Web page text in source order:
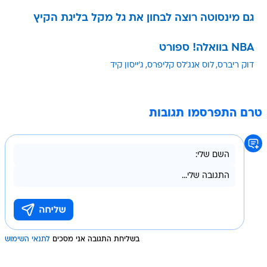
גם מינסוטה רוצה לבחון את גל מקל בליגת הקיץ
NBA בוואלה! ספורט
דוק ריברס לוס אנג'לס קליפרס ג'ייסון קיד
טרם התפרסמו תגובות
בשליחת התגובה אני מסכים לתנאי השימוש